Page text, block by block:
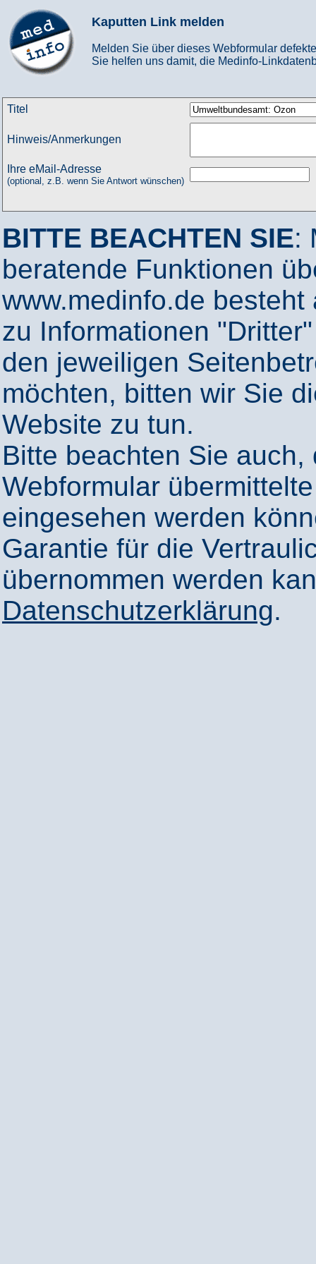
Kaputten Link melden
Melden Sie über dieses Webformular
Sie helfen uns damit, die Medinfo-
Titel
Hinweis/Anmerkungen
Ihre eMail-Adresse
(optional, z.B. wenn Sie Antwort wünschen)
BITTE BEACHTEN SIE:
beratende Funktionen
www.medinfo.de
zu Informationen
den jeweiligen
möchten, bitten wir Sie
Website zu tun.
Bitte beachten Sie
Webformular
eingesehen werden
Garantie für die
übernommen werden
Datenschutzerklärung.